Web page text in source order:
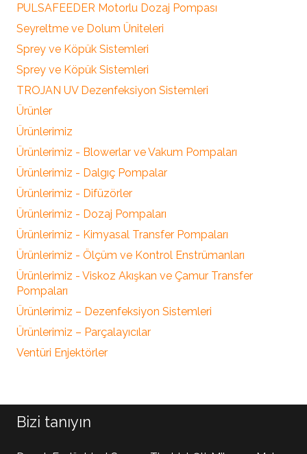
PULSAFEEDER Motorlu Dozaj Pompası
Seyreltme ve Dolum Üniteleri
Sprey ve Köpük Sistemleri
Sprey ve Köpük Sistemleri
TROJAN UV Dezenfeksiyon Sistemleri
Ürünler
Ürünlerimiz
Ürünlerimiz - Blowerlar ve Vakum Pompaları
Ürünlerimiz - Dalgıç Pompalar
Ürünlerimiz - Difüzörler
Ürünlerimiz - Dozaj Pompaları
Ürünlerimiz - Kimyasal Transfer Pompaları
Ürünlerimiz - Ölçüm ve Kontrol Enstrümanları
Ürünlerimiz - Viskoz Akışkan ve Çamur Transfer
Pompaları
Ürünlerimiz – Dezenfeksiyon Sistemleri
Ürünlerimiz – Parçalayıcılar
Ventüri Enjektörler
Bizi tanıyın